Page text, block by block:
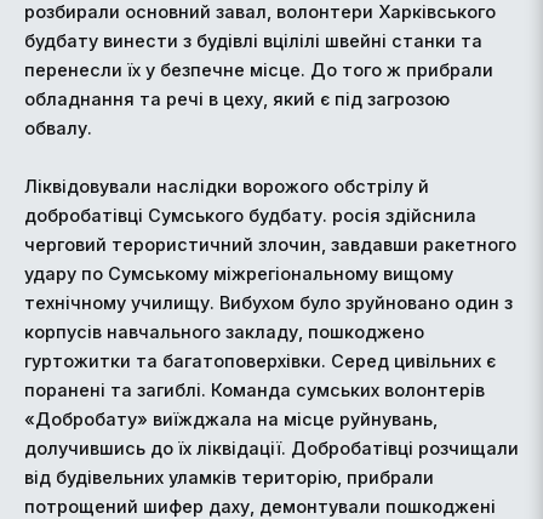
розбирали основний завал, волонтери Харківського
будбату винести з будівлі вцілілі швейні станки та
перенесли їх у безпечне місце. До того ж прибрали
обладнання та речі в цеху, який є під загрозою
обвалу.
Ліквідовували наслідки ворожого обстрілу й
добробатівці Сумського будбату. росія здійснила
черговий терористичний злочин, завдавши ракетного
удару по Сумському міжрегіональному вищому
технічному училищу. Вибухом було зруйновано один з
корпусів навчального закладу, пошкоджено
гуртожитки та багатоповерхівки. Серед цивільних є
поранені та загиблі. Команда сумських волонтерів
«Добробату» виїжджала на місце руйнувань,
долучившись до їх ліквідації. Добробатівці розчищали
від будівельних уламків територію, прибрали
потрощений шифер даху, демонтували пошкоджені